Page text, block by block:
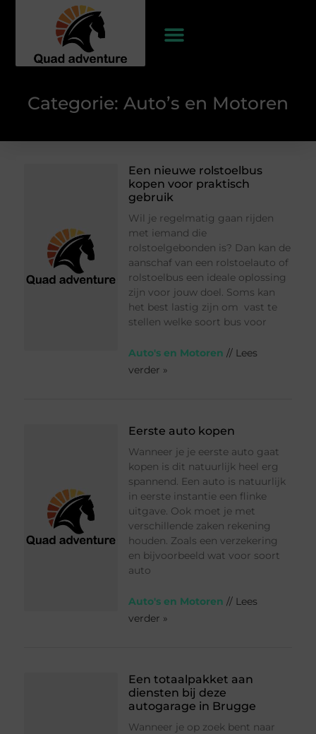
Categorie: Auto’s en Motoren
Een nieuwe rolstoelbus
kopen voor praktisch
gebruik
Wil je regelmatig gaan rijden
met iemand die
rolstoelgebonden is? Dan kan de
aanschaf van een rolstoelauto of
rolstoelbus een ideale oplossing
zijn voor jouw doel. Soms kan
het best lastig zijn om vast te
stellen welke soort bus voor
Auto's en Motoren // Lees
verder »
Eerste auto kopen
Wanneer je je eerste auto gaat
kopen is dit natuurlijk heel erg
spannend. Een auto is natuurlijk
in eerste instantie een flinke
uitgave. Ook moet je met
verschillende zaken rekening
houden. Zoals een verzekering
en bijvoorbeeld wat voor soort
auto
Auto's en Motoren // Lees
verder »
Een totaalpakket aan
diensten bij deze
autogarage in Brugge
Wanneer je op zoek bent naar